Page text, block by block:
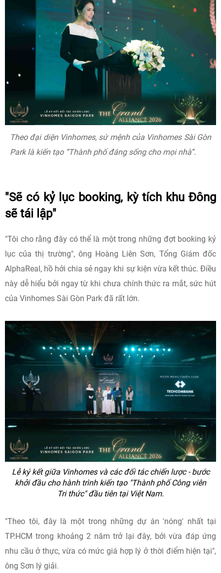
Theo đại diện Vinhomes, sứ mệnh của Vinhomes Sài Gòn
Park là kiến tạo “Thành phố đáng sống cho mọi nhà”.
"Sẽ có kỷ lục booking, kỳ tích khu Đông
sẽ tái lập"
"Tôi cho rằng đây có thể là một trong những đợt booking kỷ
lục của thị trường", ông Hoàng Liên Sơn, Tổng Giám đốc
AlphaReal, hồ hởi chia sẻ ngay khi sự kiện vừa kết thúc. Điều
này dễ hiểu bởi ngay từ khi chưa chính thức ra mắt, sức hút
của Vinhomes Sài Gòn Park đã rất lớn.
Lễ ký kết giữa Vinhomes và các đối tác chiến lược - bước
khởi đầu cho hành trình kiến tạo "Thành phố Công viên
Tri thức" đầu tiên tại Việt Nam.
"Theo tôi, đây là một trong những dự án 'nóng' nhất tại
TP.HCM trong khoảng 2 năm trở lại đây, bởi vừa đáp ứng
nhu cầu ở thực, vừa có mức giá hợp lý ở thời điểm hiện tại",
ông Sơn lý giải.